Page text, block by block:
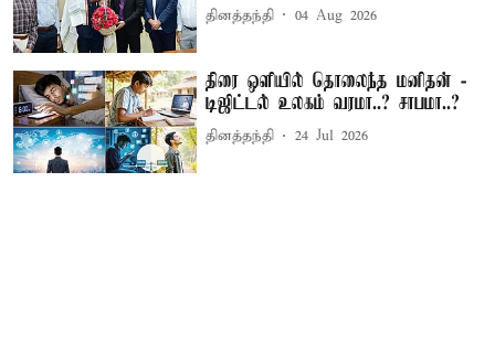
தினத்தந்தி 04 Aug 2026
திரை ஒளியில் தொலைந்த மனிதன் -
டிஜிட்டல் உலகம் வரமா..? சாபமா..?
தினத்தந்தி 24 Jul 2026